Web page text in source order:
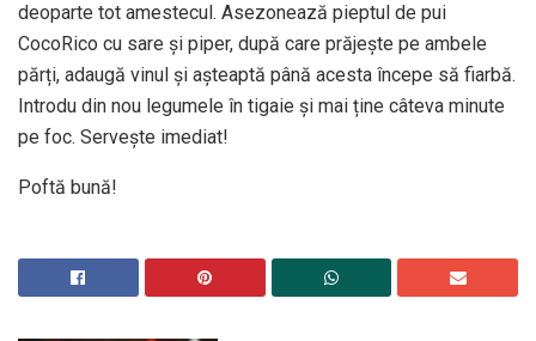
deoparte tot amestecul. Asezonează pieptul de pui
CocoRico cu sare și piper, după care prăjește pe ambele
părți, adaugă vinul și așteaptă până acesta începe să fiarbă.
Introdu din nou legumele în tigaie și mai ține câteva minute
pe foc. Servește imediat!
Poftă bună!